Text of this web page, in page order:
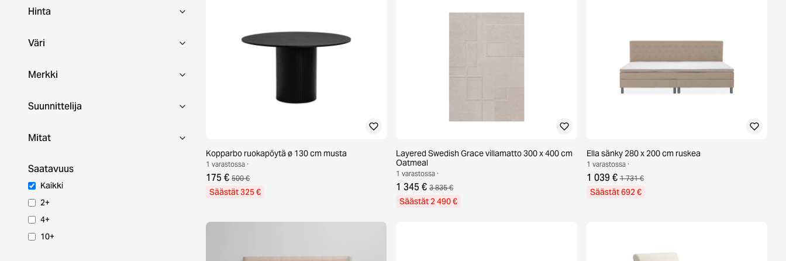
Hinta
Väri
Merkki
Suunnittelija
Mitat
Saatavuus
Kaikki
2+
4+
10+
Kopparbo ruokapöytä ø 130 cm musta
1 varastossa ·
175 € 500 €
Säästät 325 €
Layered Swedish Grace villamatto 300 x 400 cm
Oatmeal
1 varastossa ·
1 345 € 3 835 €
Säästät 2 490 €
Ella sänky 280 x 200 cm ruskea
1 varastossa ·
1 039 € 1 731 €
Säästät 692 €